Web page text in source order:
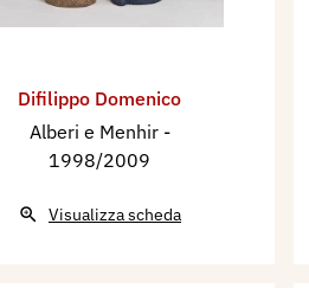
Difilippo Domenico
Alberi e Menhir -
1998/2009
Visualizza scheda